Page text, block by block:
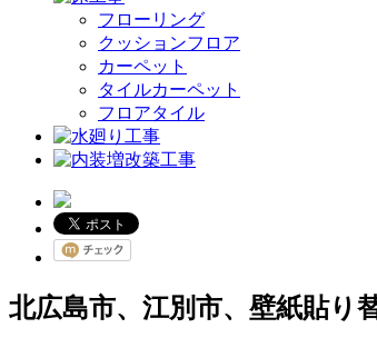
フローリング
クッションフロア
カーペット
タイルカーペット
フロアタイル
北広島市、江別市、壁紙貼り